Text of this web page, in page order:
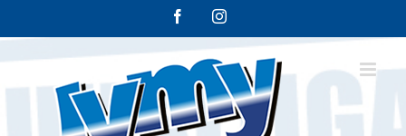
FacebookInstagram